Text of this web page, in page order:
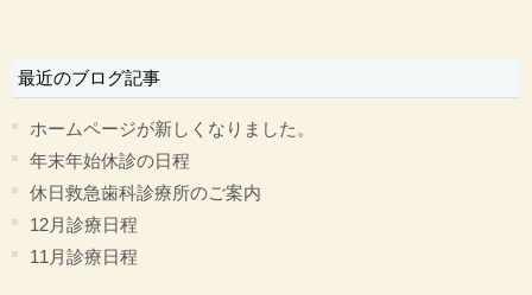
最近のブログ記事
ホームページが新しくなりました。
年末年始休診の日程
休日救急歯科診療所のご案内
12月診療日程
11月診療日程